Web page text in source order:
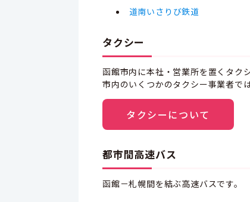
道南いさりび鉄道
タクシー
函館市内に本社・営業所を置くタク
市内のいくつかのタクシー事業者で
タクシーについて
都市間高速バス
函館－札幌間を結ぶ高速バスです。